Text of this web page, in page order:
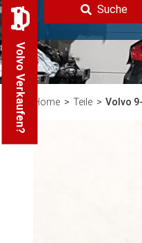
Suche
Home Teile Volvo
Volvo Verkaufen?